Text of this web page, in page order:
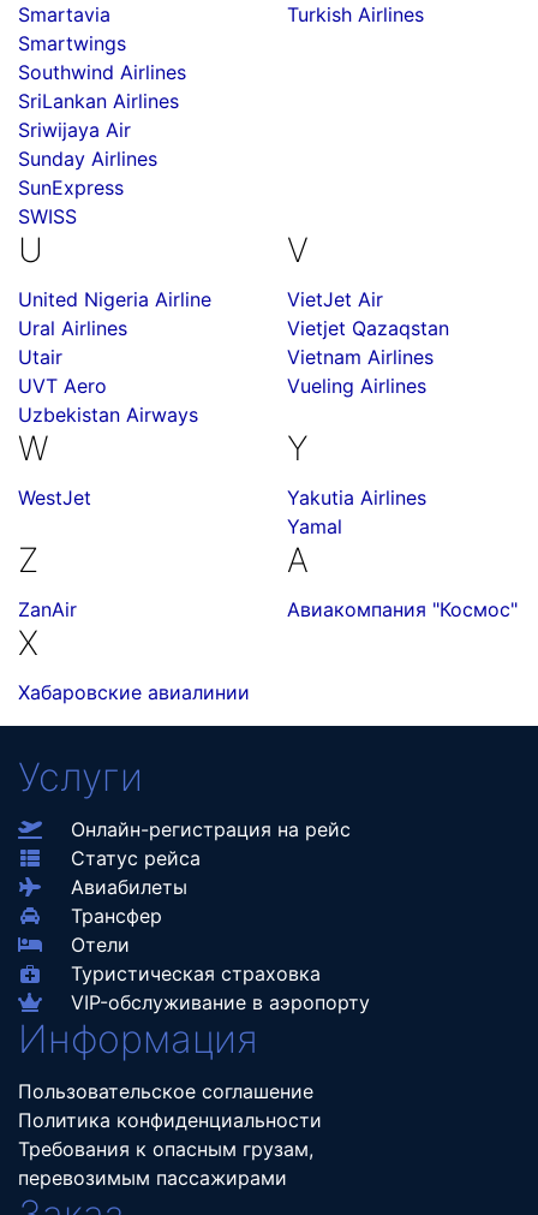
Smartavia
Smartwings
Southwind Airlines
SriLankan Airlines
Sriwijaya Air
Sunday Airlines
SunExpress
SWISS
Turkish Airlines
U
United Nigeria Airline
Ural Airlines
Utair
UVT Aero
Uzbekistan Airways
V
VietJet Air
Vietjet Qazaqstan
Vietnam Airlines
Vueling Airlines
W
WestJet
Y
Yakutia Airlines
Yamal
Z
ZanAir
А
Авиакомпания "Космос"
Х
Хабаровские авиалинии
Услуги
Онлайн-регистрация на рейс
Статус рейса
Авиабилеты
Трансфер
Отели
Туристическая страховка
VIP-обслуживание в аэропорту
Информация
Пользовательское соглашение
Политика конфиденциальности
Требования к опасным грузам,
перевозимым пассажирами